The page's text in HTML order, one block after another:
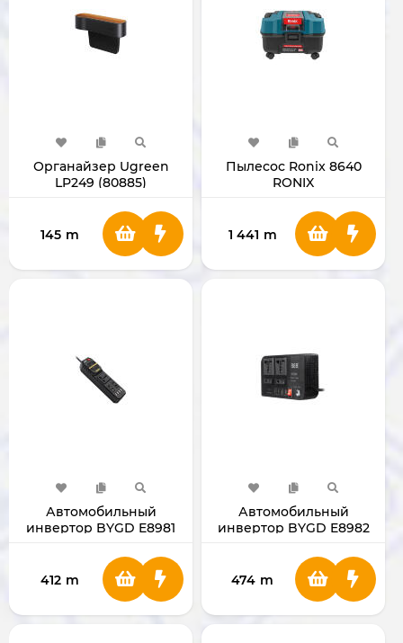
Органайзер Ugreen
LP249 (80885)
145 m
Пылесос Ronix 8640
RONIX
1 441 m
Автомобильный
инвертор BYGD E8981
412 m
Автомобильный
инвертор BYGD E8982
474 m